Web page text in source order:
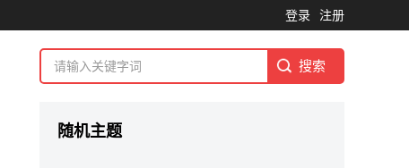
登录 注册
随机主题